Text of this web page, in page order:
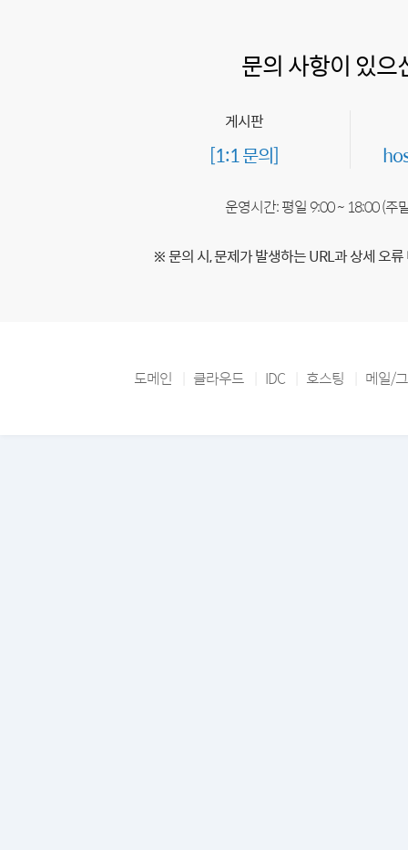
문의 사항이 있으
게시판
[1:1 문의]
운영시간: 평일 9:00 ~ 18:00 (주
※ 문의 시, 문제가 발생하는 URL과 상세 오
도메인 클라우드 IDC 호스팅 메일/